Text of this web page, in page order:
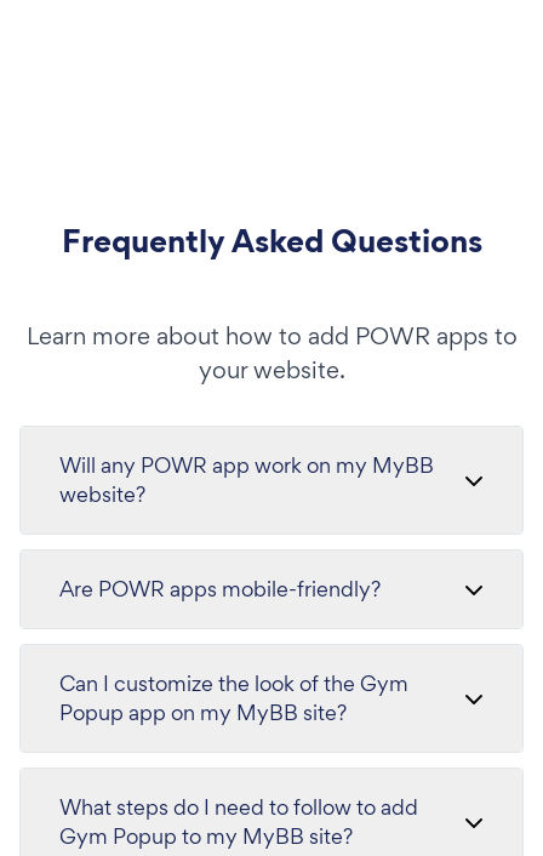
Frequently Asked Questions
Learn more about how to add POWR apps to
your website.
Will any POWR app work on my MyBB
website?
Are POWR apps mobile-friendly?
Can I customize the look of the Gym
Popup app on my MyBB site?
What steps do I need to follow to add
Gym Popup to my MyBB site?